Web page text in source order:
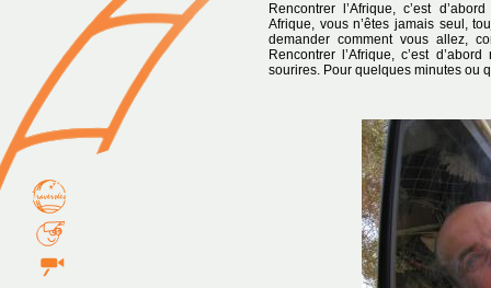
Rencontrer l’Afrique, c’est
Afrique, vous n’êtes jamais seul,
demander comment vous allez,
Rencontrer l’Afrique, c’est
sourires. Pour quelques minutes ou